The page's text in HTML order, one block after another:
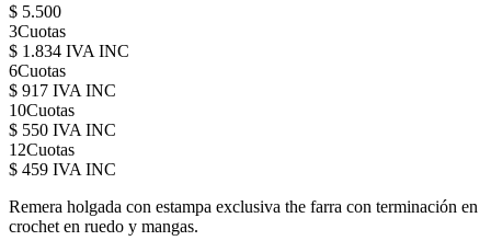
$ 5.500
3Cuotas
$ 1.834 IVA INC
6Cuotas
$ 917 IVA INC
10Cuotas
$ 550 IVA INC
12Cuotas
$ 459 IVA INC
Remera holgada con estampa exclusiva the farra con terminación en
crochet en ruedo y mangas.